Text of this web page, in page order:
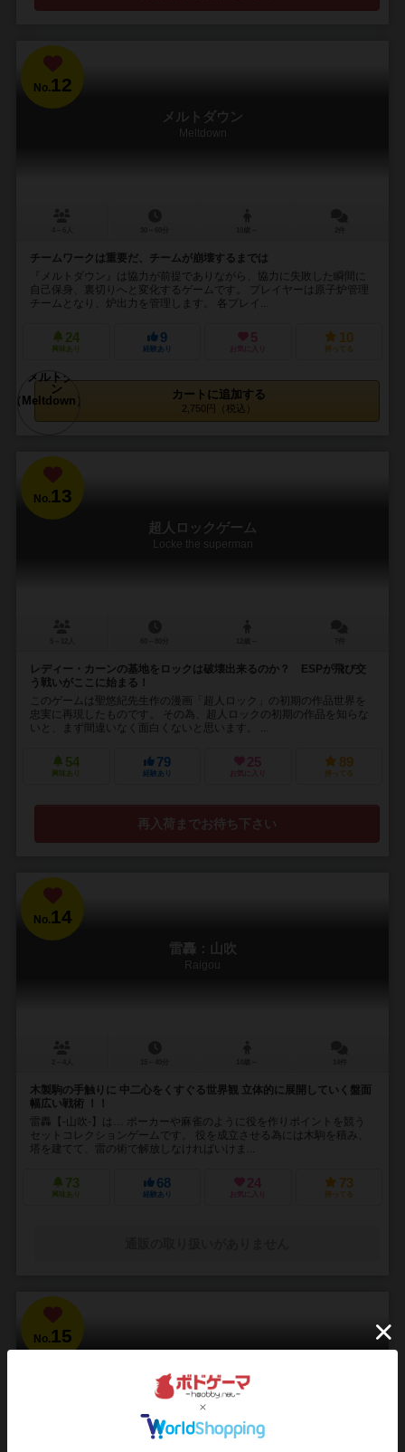
No.12
メルトダウン
Meltdown
チームワークは重要だ、チームが崩壊するまでは
『メルトダウン』は協力が前提でありながら、協力に失敗した瞬間に
自己保身、裏切りへと変化するゲームです。 プレイヤーは原子炉管理
チームとなり、炉出力を管理します。 各プレイ...
24
興味あり
9
経験あり
5
お気に入り
10
持ってる
カートに追加する
2,750円（税込）
No.13
超人ロックゲーム
Locke the superman
レディー・カーンの基地をロックは破壊出来るのか？ ESPが飛び交
う戦いがここに始まる！
このゲームは聖悠紀先生作の漫画「超人ロック」の初期の作品世界を
忠実に再現したものです。 その為、超人ロックの初期の作品を知らな
いと、まず間違いなく面白くないと思います。 ...
54
興味あり
79
経験あり
25
お気に入り
89
持ってる
再入荷までお待ち下さい
No.14
雷轟：山吹
Raigou
木製駒の手触りに 中二心をくすぐる世界観 立体的に展開していく盤面
幅広い戦術 ！！
雷轟【-山吹-】は… ポーカーや麻雀のように役を作りポイントを競う
セットコレクションゲームです。 役を成立させる為には木駒を積み、
塔を建てて、雷の術で解放しなければいけま...
73
興味あり
68
経験あり
24
お気に入り
73
持ってる
No.15
Bloodborne: The Card Game